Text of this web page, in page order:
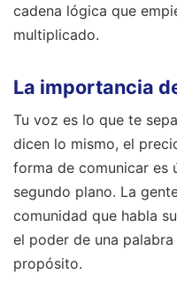
cadena lógica que
multiplicado.
La importancia
Tu voz es lo que te
dicen lo mismo, el
forma de comunicar es
segundo plano. La
comunidad que habla
el poder de una
propósito.